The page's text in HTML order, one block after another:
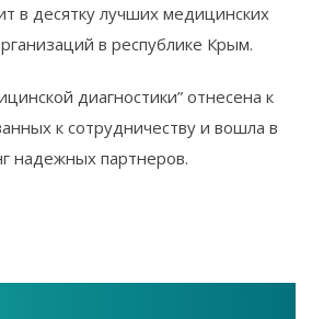
в десятку лучших медицинских
в республике Крым.
диагностики” отнесена к
к сотрудничеству и вошла в
надежных партнеров.